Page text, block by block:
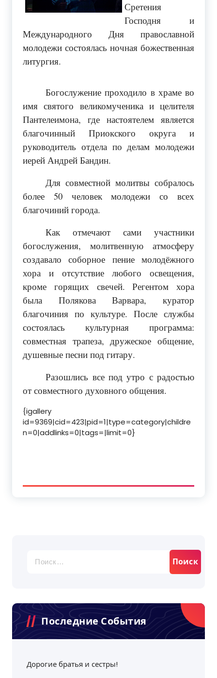
Сретения
Господня и
Международного Дня православной
молодежи состоялась ночная божественная
литургия.
Богослужение проходило в храме во
имя святого великомученика и целителя
Пантелеимона, где настоятелем является
благочинный Приокского округа и
руководитель отдела по делам молодежи
иерей Андрей Бандин.
Для совместной молитвы собралось
более 50 человек молодежи со всех
благочиний города.
Как отмечают сами участники
богослужения, молитвенную атмосферу
создавало соборное пение молодёжного
хора и отсутствие любого освещения,
кроме горящих свечей. Регентом хора
была Полякова Варвара, куратор
благочиния по культуре. После службы
состоялась культурная программа:
совместная трапеза, дружеское общение,
душевные песни под гитару.
Разошлись все под утро с радостью
от совместного духовного общения.
{igallery
id=9369|cid=423|pid=1|type=category|childre
n=0|addlinks=0|tags=|limit=0}
Последние События
Дорогие братья и сестры!